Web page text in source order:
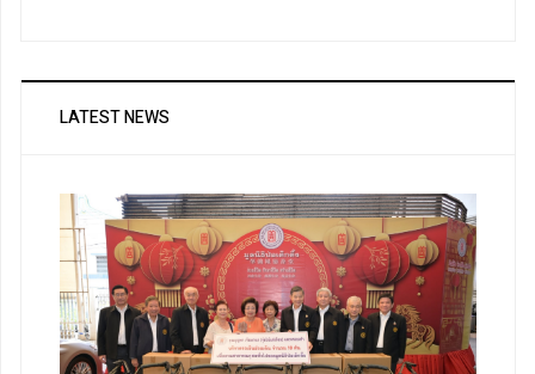
LATEST NEWS